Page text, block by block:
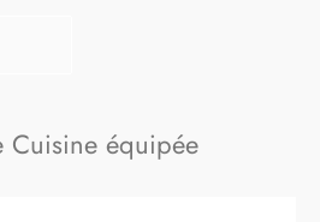
Cuisine équipée